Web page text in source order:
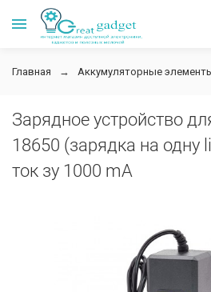
Главная Аккумуляторные
Зарядное устройство
18650 (зарядка на одну
ток зу 1000 mA